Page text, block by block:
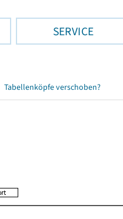
SERVICE
Tabellenköpfe verschoben?